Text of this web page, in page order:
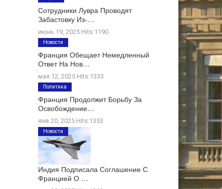
Сотрудники Лувра Проводят
Забастовку Из-…
июнь 19, 2025 Hits:1190
Франция Обещает Немедленный
Ответ На Нов…
мая 12, 2025 Hits:1333
Новости
Франция Продолжит Борьбу За
Освобождение…
янв 20, 2025 Hits:1353
Политика
Индия Подписала Соглашение С
Францией О …
Новости